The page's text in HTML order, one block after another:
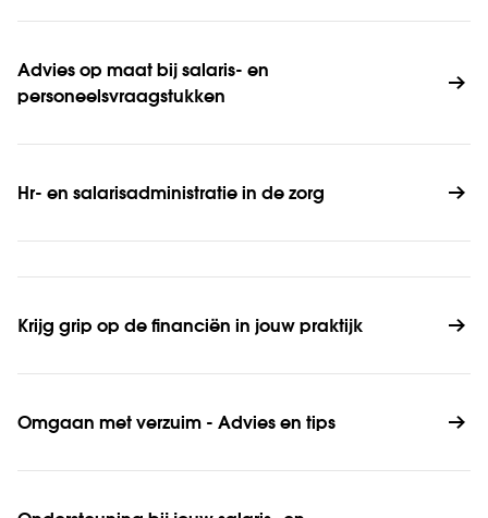
Advies op maat bij salaris- en
personeelsvraagstukken
Hr- en salarisadministratie in de zorg
Krijg grip op de financiën in jouw praktijk
Omgaan met verzuim - Advies en tips